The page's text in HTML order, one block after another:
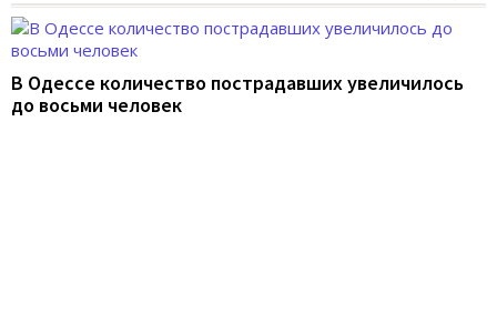
В Одессе количество пострадавших увеличилось
до восьми человек